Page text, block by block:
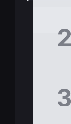
2
3